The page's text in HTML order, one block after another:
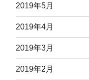
2019年5月
2019年4月
2019年3月
2019年2月